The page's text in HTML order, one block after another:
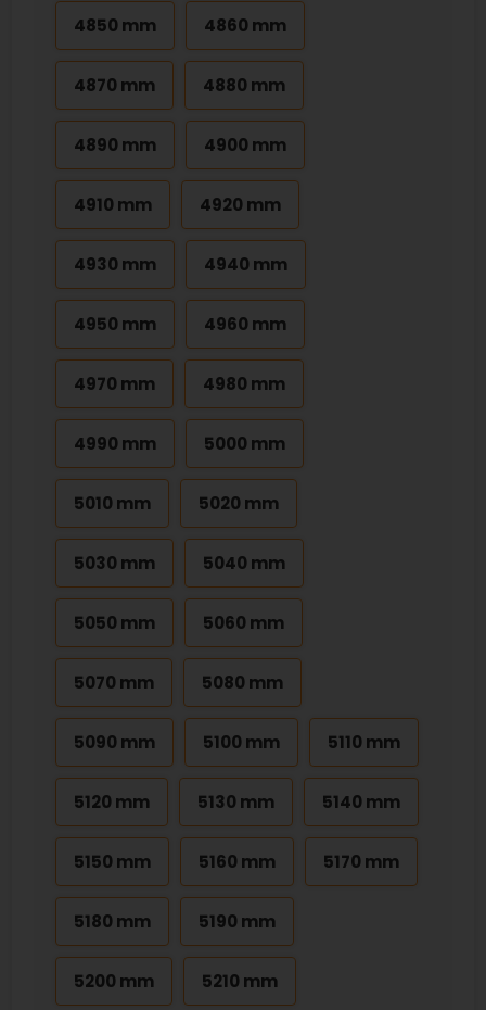
4850 mm 4860 mm
4870 mm 4880 mm
4890 mm 4900 mm
4910 mm 4920 mm
4930 mm 4940 mm
4950 mm 4960 mm
4970 mm 4980 mm
4990 mm 5000 mm
5010 mm 5020 mm
5030 mm 5040 mm
5050 mm 5060 mm
5070 mm 5080 mm
5090 mm 5100 mm 5110 mm
5120 mm 5130 mm 5140 mm
5150 mm 5160 mm 5170 mm
5180 mm 5190 mm
5200 mm 5210 mm